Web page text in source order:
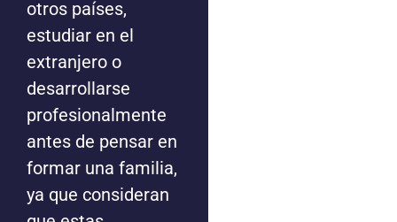
otros países,
estudiar en el
extranjero o
desarrollarse
profesionalmente
antes de pensar en
formar una familia,
ya que consideran